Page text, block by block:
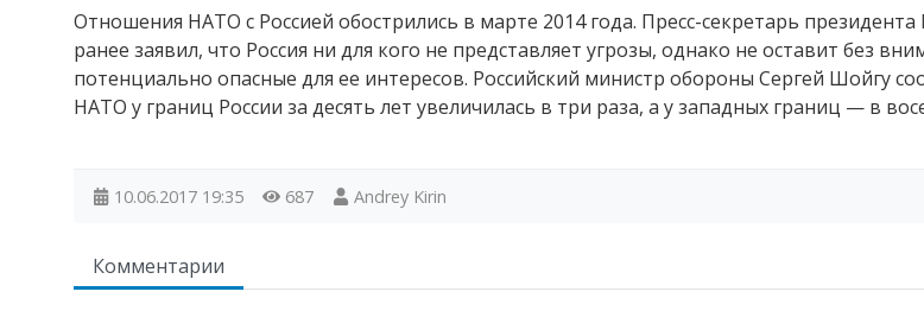
Отношения НАТО с Россией обострились в марте 2014 года. Пресс-секретарь
ранее заявил, что Россия ни для кого не представляет угрозы, однако не оставит без
потенциально опасные для ее интересов. Российский министр обороны Сергей Шойгу
НАТО у границ России за десять лет увеличилась в три раза, а у западных границ — в
10.06.2017 19:35 687 Andrey Kirin
Комментарии